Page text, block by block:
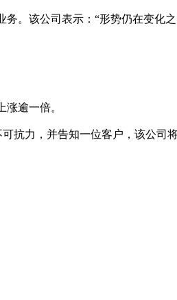
。该公司表示：“形势仍在变化
逾一倍。
抗力，并告知一位客户，该公司